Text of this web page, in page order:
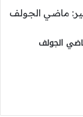
الجولف